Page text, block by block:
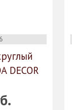
DECOR